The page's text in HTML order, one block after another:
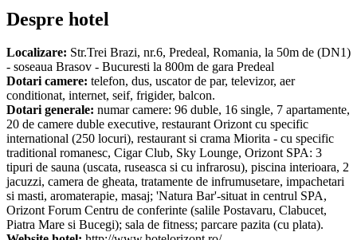
Despre hotel
Localizare: Str.Trei Brazi, nr.6, Predeal, Romania, la 50m de (DN1)
- soseaua Brasov - Bucuresti la 800m de gara Predeal
Dotari camere: telefon, dus, uscator de par, televizor, aer
conditionat, internet, seif, frigider, balcon.
Dotari generale: numar camere: 96 duble, 16 single, 7 apartamente,
20 de camere duble executive, restaurant Orizont cu specific
international (250 locuri), restaurant si crama Miorita - cu specific
traditional romanesc, Cigar Club, Sky Lounge, Orizont SPA: 3
tipuri de sauna (uscata, ruseasca si cu infrarosu), piscina interioara, 2
jacuzzi, camera de gheata, tratamente de infrumusetare, impachetari
si masti, aromaterapie, masaj; 'Natura Bar'-situat in centrul SPA,
Orizont Forum Centru de conferinte (salile Postavaru, Clabucet,
Piatra Mare si Bucegi); sala de fitness; parcare pazita (cu plata).